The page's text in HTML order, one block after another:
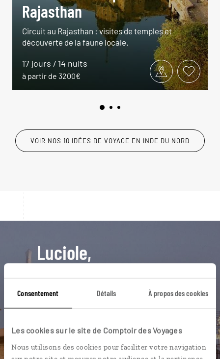
Consentement Détails À propos des cookies
Les cookies sur le site de Comptoir des Voyages
Nous utilisons des cookies pour faciliter votre navigation
Rajasthan
Circuit au Rajasthan : visites de temples et
découverte de la faune locale.
17 jours / 14 nuits
à partir de 3200€
VOIR NOS 10 IDÉES DE VOYAGE EN INDE DU NORD
Luciole,
L’itinéraire vers votrehavelien 1
Notre sélection de marchés à
Delhi